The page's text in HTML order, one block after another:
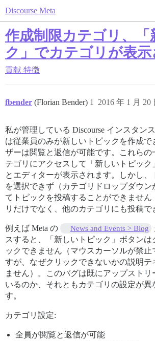
Discourse Meta
作成制限カテゴリ、「
ク」でカテゴリが表
貢献 特徴
fbender (Florian Bender) 2016 年 1 月 20
1
私が管理している Discourse インスタン
は従業員のみが新しいトピックを作成で
ザーは閲覧と返信が可能です。これらの
テゴリにアクセスして「新しいトピック
とエディターが表示されます。しかし、
を選択できず（カテゴリドロップダウン
てトピックを投稿することができません
リだけでなく、他のカテゴリにも投稿で
例えば Meta の News and Events > Blog
スすると、「新しいトピック」ボタンは
ックできません（マウスカーソルが禁止
すが、なぜクリックできないかの説明テ
ません）。このバグは既にアップストリ
いるのか、それともカテゴリの設定が異
す。
カテゴリ設定:
全員が閲覧と返信が可能